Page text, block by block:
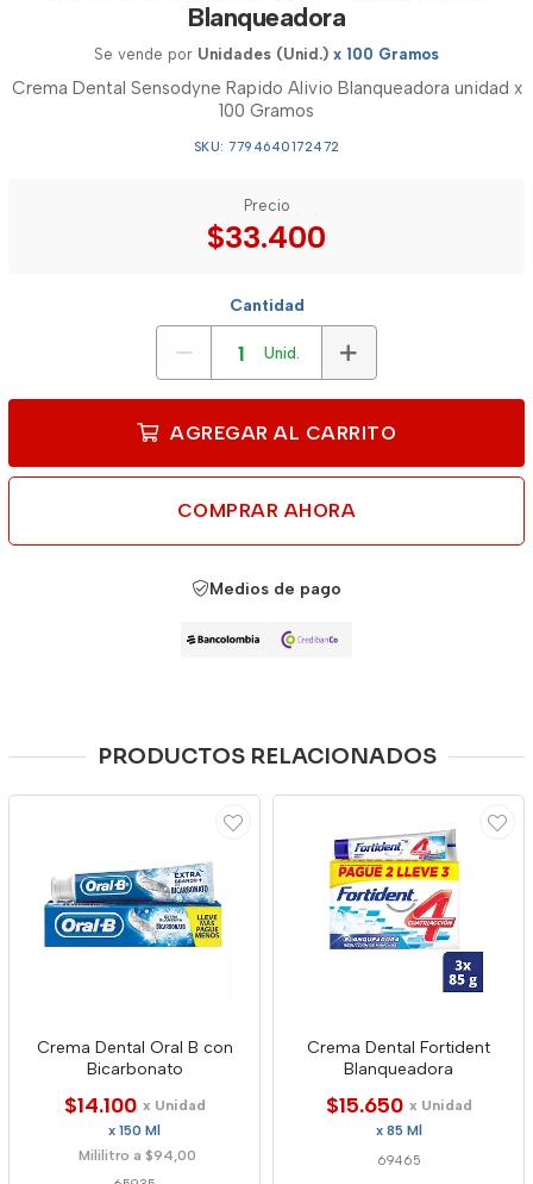
Blanqueadora
Se vende por Unidades (Unid.) x 100 Gramos
Crema Dental Sensodyne Rapido Alivio Blanqueadora unidad x
100 Gramos
SKU: 7794640172472
Precio
$33.400
Cantidad
Unid.
AGREGAR AL CARRITO
COMPRAR AHORA
Medios de pago
PRODUCTOS RELACIONADOS
Crema Dental Oral B con
Bicarbonato
$14.100 x Unidad
x 150 Ml
Mililitro a $94,00
Crema Dental Fortident
Blanqueadora
$15.650 x Unidad
x 85 Ml
69465